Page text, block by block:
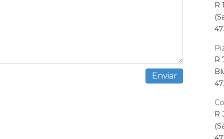
R
R
R